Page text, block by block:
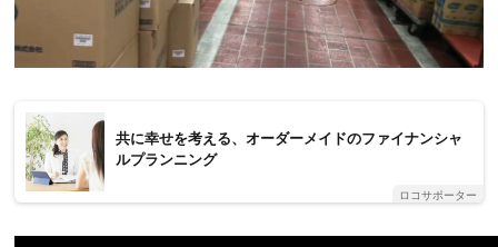
共に幸せを考える、オーダーメイドのファイナンシャ
ルプランニング
ロコサポーター